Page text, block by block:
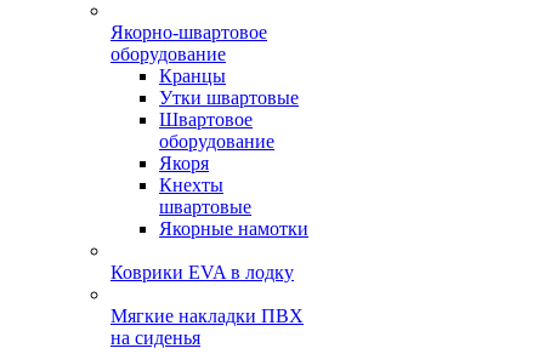
Якорно-швартовое
оборудование
Кранцы
Утки швартовые
Швартовое
оборудование
Якоря
Кнехты
швартовые
Якорные намотки
Коврики EVA в лодку
Мягкие накладки ПВХ
на сиденья